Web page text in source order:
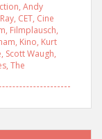
, Andy
, CET, Cine
, Filmplausch,
, Kino, Kurt
, Scott Waugh,
, The